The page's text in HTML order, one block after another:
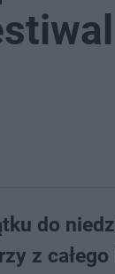
do
z